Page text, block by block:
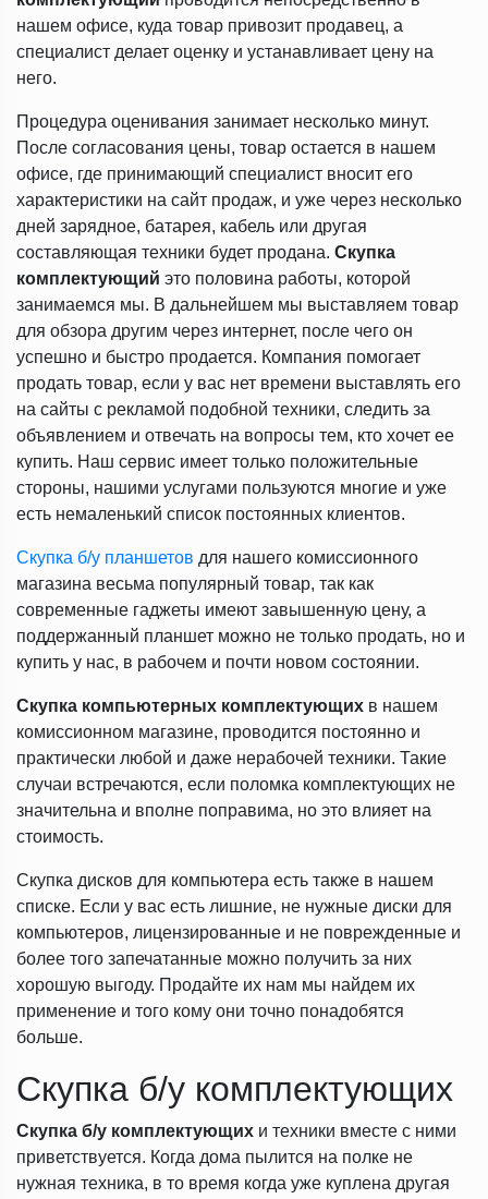
нашем офисе, куда товар привозит продавец, а
специалист делает оценку и устанавливает цену на
него.
Процедура оценивания занимает несколько минут.
После согласования цены, товар остается в нашем
офисе, где принимающий специалист вносит его
характеристики на сайт продаж, и уже через несколько
дней зарядное, батарея, кабель или другая
составляющая техники будет продана. Скупка
комплектующий это половина работы, которой
занимаемся мы. В дальнейшем мы выставляем товар
для обзора другим через интернет, после чего он
успешно и быстро продается. Компания помогает
продать товар, если у вас нет времени выставлять его
на сайты с рекламой подобной техники, следить за
объявлением и отвечать на вопросы тем, кто хочет ее
купить. Наш сервис имеет только положительные
стороны, нашими услугами пользуются многие и уже
есть немаленький список постоянных клиентов.
Скупка б/у планшетов для нашего комиссионного
магазина весьма популярный товар, так как
современные гаджеты имеют завышенную цену, а
поддержанный планшет можно не только продать, но и
купить у нас, в рабочем и почти новом состоянии.
Скупка компьютерных комплектующих в нашем
комиссионном магазине, проводится постоянно и
практически любой и даже нерабочей техники. Такие
случаи встречаются, если поломка комплектующих не
значительна и вполне поправима, но это влияет на
стоимость.
Скупка дисков для компьютера есть также в нашем
списке. Если у вас есть лишние, не нужные диски для
компьютеров, лицензированные и не поврежденные и
более того запечатанные можно получить за них
хорошую выгоду. Продайте их нам мы найдем их
применение и того кому они точно понадобятся
больше.
Скупка б/у комплектующих
Скупка б/у комплектующих и техники вместе с ними
приветствуется. Когда дома пылится на полке не
нужная техника, в то время когда уже куплена другая